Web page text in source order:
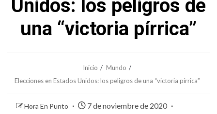
Unidos: los peligros de
una “victoria pírrica”
Inicio
Mundo
Elecciones en Estados Unidos: los peligros de una “victoria pírrica”
Hora En Punto 7 de noviembre de 2020